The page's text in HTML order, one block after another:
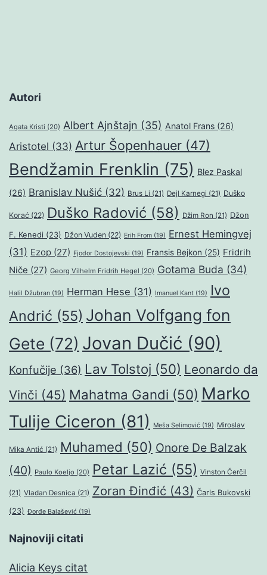
Autori
Agata Kristi (20) Albert Ajnštajn (35) Anatol Frans (26)
Aristotel (33) Artur Šopenhauer (47)
Bendžamin Frenklin (75) Blez Paskal
(26) Branislav Nušić (32) Brus Li (21) Dejl Karnegi (21) Duško
Korać (22) Duško Radović (58) Džim Ron (21) Džon
F. Kenedi (23) Džon Vuden (22) Erih From (19) Ernest Hemingvej
(31) Ezop (27) Fjodor Dostojevski (19) Fransis Bejkon (25) Fridrih
Niče (27) Georg Vilhelm Fridrih Hegel (20) Gotama Buda (34)
Halil Džubran (19) Herman Hese (31) Imanuel Kant (19)
Ivo
Andrić (55) Johan Volfgang fon
Gete (72) Jovan Dučić (90)
Konfučije (36) Lav Tolstoj (50) Leonardo da
Vinči (45) Mahatma Gandi (50) Marko
Tulije Ciceron (81) Meša Selimović (19) Miroslav
Mika Antić (21) Muhamed (50) Onore De Balzak
(40) Paulo Koeljo (20) Petar Lazić (55) Vinston Čerčil
(21) Vladan Desnica (21) Zoran Đinđić (43) Čarls Bukovski
(23) Đorđe Balašević (19)
Najnoviji citati
Alicia Keys citat